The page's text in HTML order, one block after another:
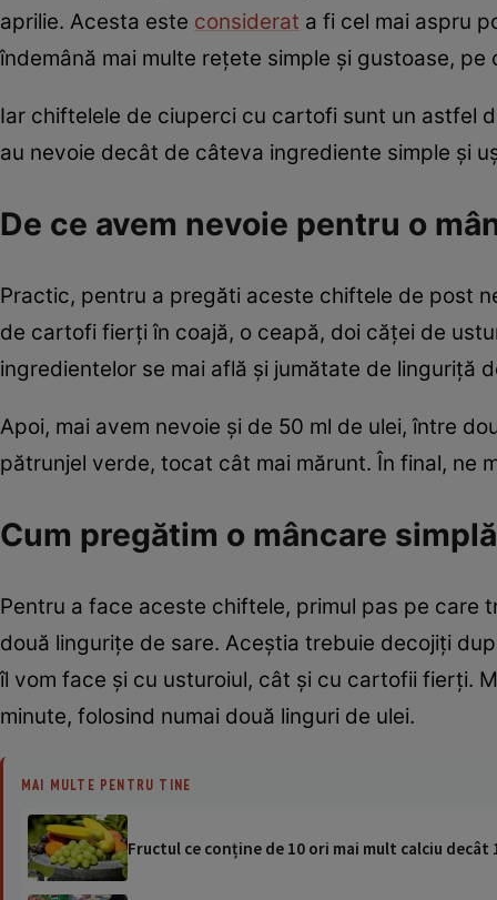
aprilie. Acesta este considerat a fi cel mai aspru
îndemână mai multe rețete simple și gustoase,
Iar chiftelele de ciuperci cu cartofi sunt un astfel
au nevoie decât de câteva ingrediente simple și
De ce avem nevoie pentru o
Practic, pentru a pregăti aceste chiftele de post
de cartofi fierți în coajă, o ceapă, doi căței de
ingredientelor se mai află și jumătate de linguriță
Apoi, mai avem nevoie și de 50 ml de ulei, între
pătrunjel verde, tocat cât mai mărunt. În final, ne
Cum pregătim o mâncare
Pentru a face aceste chiftele, primul pas pe care
două lingurițe de sare. Aceștia trebuie decojiți
îl vom face și cu usturoiul, cât și cu cartofii fierți.
minute, folosind numai două linguri de ulei.
MAI MULTE PENTRU TINE
Fructul ce conține de 10 ori mai mult calciu